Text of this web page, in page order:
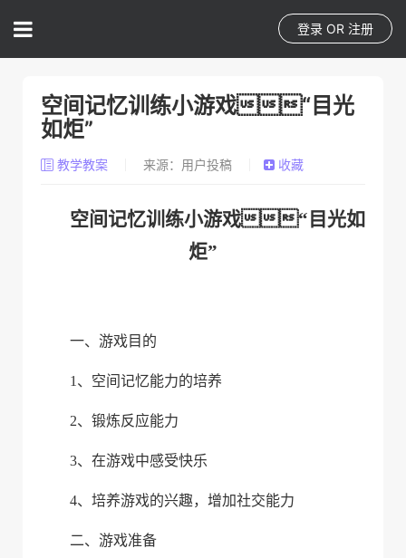
登录 OR 注册
空间记忆训练小游戏“目光
如炬”
教学教案 来源：用户投稿 收藏
空间记忆训练小游戏“目光如
炬”
一、 游戏目的
1、 空间记忆能力的培养
2、 锻炼反应能力
3、 在游戏中感受快乐
4、 培养游戏的兴趣，增加社交能力
二、 游戏准备